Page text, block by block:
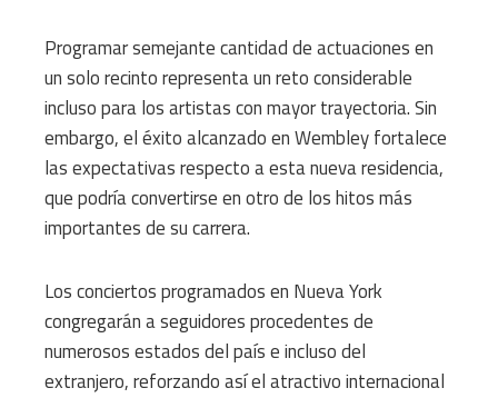
Programar semejante cantidad de actuaciones en
un solo recinto representa un reto considerable
incluso para los artistas con mayor trayectoria. Sin
embargo, el éxito alcanzado en Wembley fortalece
las expectativas respecto a esta nueva residencia,
que podría convertirse en otro de los hitos más
importantes de su carrera.
Los conciertos programados en Nueva York
congregarán a seguidores procedentes de
numerosos estados del país e incluso del
extranjero, reforzando así el atractivo internacional